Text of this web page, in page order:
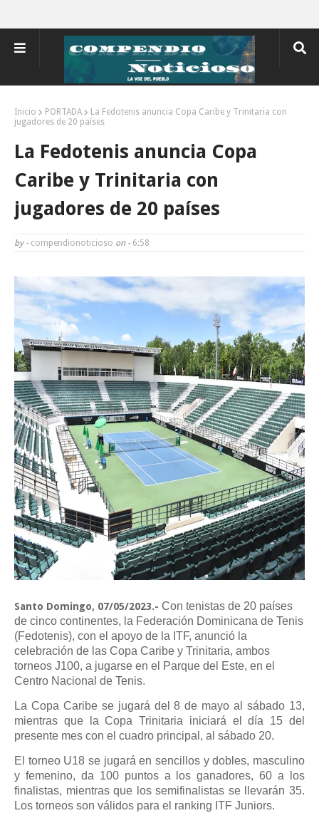
Inicio PORTADA
La Fedotenis anuncia Copa Caribe y Trinitaria con
jugadores de 20 países
La Fedotenis anuncia Copa
Caribe y Trinitaria con
jugadores de 20 países
by - compendionoticioso on - 6:58
Santo Domingo, 07/05/2023.- Con tenistas de 20 países
de cinco continentes, la Federación Dominicana de Tenis
(Fedotenis), con el apoyo de la ITF, anunció la
celebración de las Copa Caribe y Trinitaria, ambos
torneos J100, a jugarse en el Parque del Este, en el
Centro Nacional de Tenis.
La Copa Caribe se jugará del 8 de mayo al sábado 13,
mientras que la Copa Trinitaria iniciará el día 15 del
presente mes con el cuadro principal, al sábado 20.
El torneo U18 se jugará en sencillos y dobles, masculino
y femenino, da 100 puntos a los ganadores, 60 a los
finalistas, mientras que los semifinalistas se llevarán 35.
Los torneos son válidos para el ranking ITF Juniors.